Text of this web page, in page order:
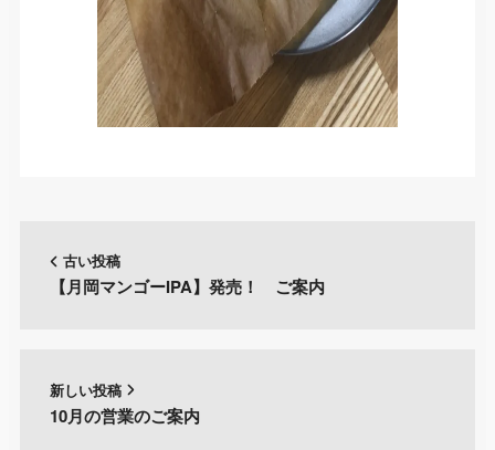
古い投稿
【月岡マンゴーIPA】発売！ ご案内
新しい投稿
10月の営業のご案内